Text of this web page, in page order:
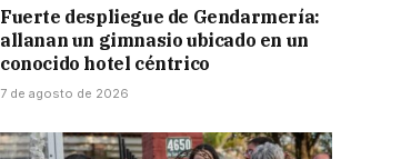
Fuerte despliegue de Gendarmería:
allanan un gimnasio ubicado en un
conocido hotel céntrico
7 de agosto de 2026